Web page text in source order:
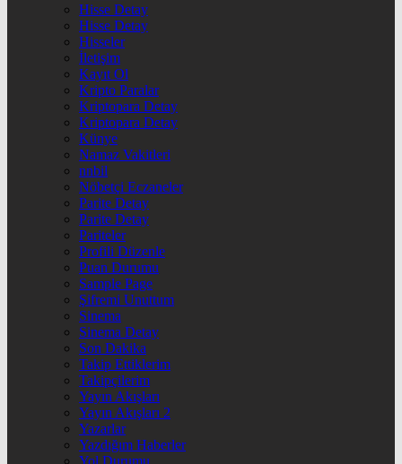
Hisse Detay
Hisse Detay
Hisseler
İletişim
Kayıt Ol
Kripto Paralar
Kriptopara Detay
Kriptopara Detay
Künye
Namaz Vakitleri
nnbil
Nöbetçi Eczaneler
Parite Detay
Parite Detay
Pariteler
Profili Düzenle
Puan Durumu
Sample Page
Şifremi Unuttum
Sinema
Sinema Detay
Son Dakika
Takip Ettiklerim
Takipçilerim
Yayın Akışları
Yayın Akışları 2
Yazarlar
Yazdığım Haberler